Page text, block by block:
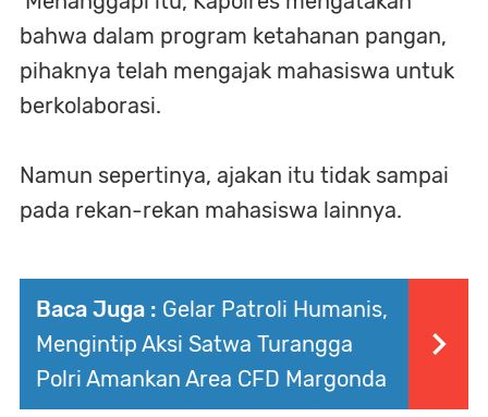
bahwa dalam program ketahanan pangan,
pihaknya telah mengajak mahasiswa untuk
berkolaborasi.
Namun sepertinya, ajakan itu tidak sampai
pada rekan-rekan mahasiswa lainnya.
Baca Juga : Gelar Patroli Humanis,
Mengintip Aksi Satwa Turangga
Polri Amankan Area CFD Margonda